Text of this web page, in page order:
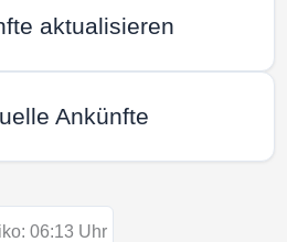
aktualisieren
Ankünfte
06:13 Uhr